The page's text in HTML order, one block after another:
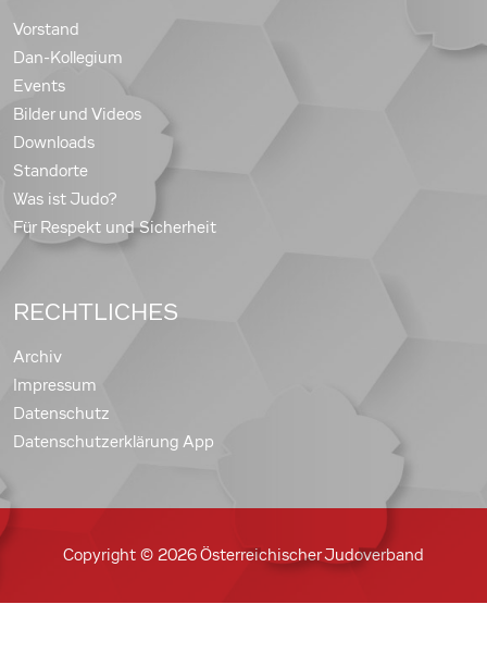
Vorstand
Dan-Kollegium
Events
Bilder und Videos
Downloads
Standorte
Was ist Judo?
Für Respekt und Sicherheit
RECHTLICHES
Archiv
Impressum
Datenschutz
Datenschutzerklärung App
Copyright © 2026 Österreichischer Judoverband